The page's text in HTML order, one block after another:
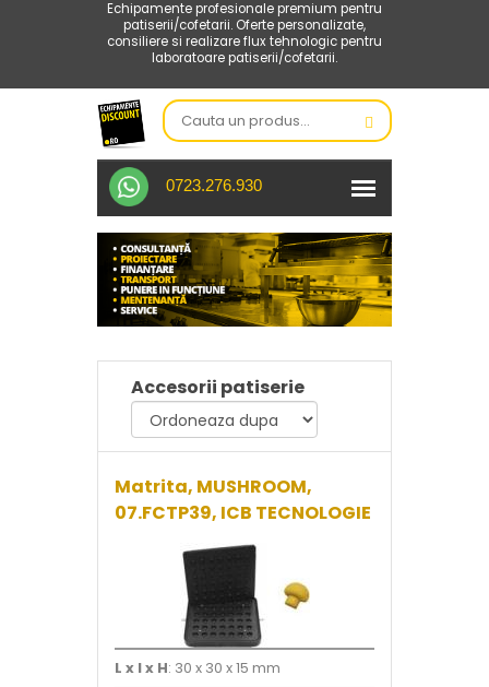
Echipamente profesionale premium pentru
patiserii/cofetarii. Oferte personalizate,
consiliere si realizare flux tehnologic pentru
laboratoare patiserii/cofetarii.
0723.276.930
Accesorii patiserie
Matrita, MUSHROOM,
07.FCTP39, ICB TECNOLOGIE
L x l x H: 30 x 30 x 15 mm